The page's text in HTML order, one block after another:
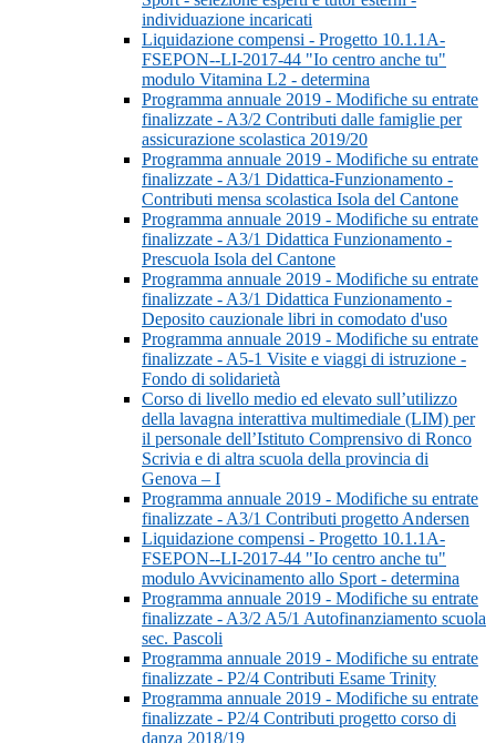
individuazione incaricati
Liquidazione compensi - Progetto 10.1.1A-
FSEPON--LI-2017-44 "Io centro anche tu"
modulo Vitamina L2 - determina
Programma annuale 2019 - Modifiche su entrate
finalizzate - A3/2 Contributi dalle famiglie per
assicurazione scolastica 2019/20
Programma annuale 2019 - Modifiche su entrate
finalizzate - A3/1 Didattica-Funzionamento -
Contributi mensa scolastica Isola del Cantone
Programma annuale 2019 - Modifiche su entrate
finalizzate - A3/1 Didattica Funzionamento -
Prescuola Isola del Cantone
Programma annuale 2019 - Modifiche su entrate
finalizzate - A3/1 Didattica Funzionamento -
Deposito cauzionale libri in comodato d'uso
Programma annuale 2019 - Modifiche su entrate
finalizzate - A5-1 Visite e viaggi di istruzione -
Fondo di solidarietà
Corso di livello medio ed elevato sull’utilizzo
della lavagna interattiva multimediale (LIM) per
il personale dell’Istituto Comprensivo di Ronco
Scrivia e di altra scuola della provincia di
Genova – I
Programma annuale 2019 - Modifiche su entrate
finalizzate - A3/1 Contributi progetto Andersen
Liquidazione compensi - Progetto 10.1.1A-
FSEPON--LI-2017-44 "Io centro anche tu"
modulo Avvicinamento allo Sport - determina
Programma annuale 2019 - Modifiche su entrate
finalizzate - A3/2 A5/1 Autofinanziamento scuola
sec. Pascoli
Programma annuale 2019 - Modifiche su entrate
finalizzate - P2/4 Contributi Esame Trinity
Programma annuale 2019 - Modifiche su entrate
finalizzate - P2/4 Contributi progetto corso di
danza 2018/19